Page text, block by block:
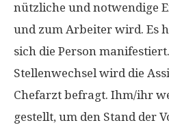
nützliche und notwendige
und zum Arbeiter wird. Es
sich die Person
Stellenwechsel wird die
Chefarzt befragt. Ihm/ihr
gestellt, um den Stand der